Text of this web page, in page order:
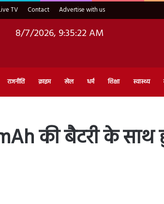
TV Contact Advertise with us
8/7/2026, 9:35:23 AM
राजनीति क्राइम खेल धर्म शिक्षा स्वास्थ्य
की बैटरी के साथ